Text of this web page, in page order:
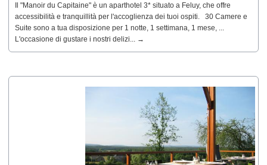
Il "Manoir du Capitaine" è un aparthotel 3* situato a Feluy, che offre
accessibilità e tranquillità per l'accoglienza dei tuoi ospiti. 30 Camere e
Suite sono a tua disposizione per 1 notte, 1 settimana, 1 mese, ...
L'occasione di gustare i nostri delizi... →